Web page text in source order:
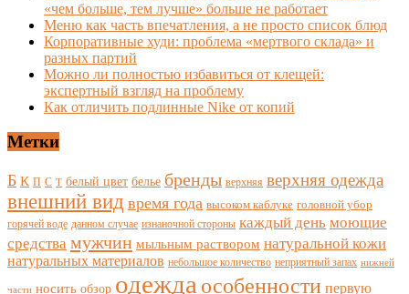
«чем больше, тем лучше» больше не работает
Меню как часть впечатления, а не просто список блюд
Корпоративные худи: проблема «мертвого склада» и
разных партий
Можно ли полностью избавиться от клещей:
экспертный взгляд на проблему
Как отличить подлинные Nike от копий
Метки
Б К П С Т белый цвет белье бренды верхняя верхняя одежда
внешний вид время года высоком каблуке головной убор
горячей воде данном случае изнаночной стороны каждый день моющие
средства мужчин мыльным раствором натуральной кожи
натуральных материалов небольшое количество неприятный запах нижней
части носить обзор одежда особенности первую